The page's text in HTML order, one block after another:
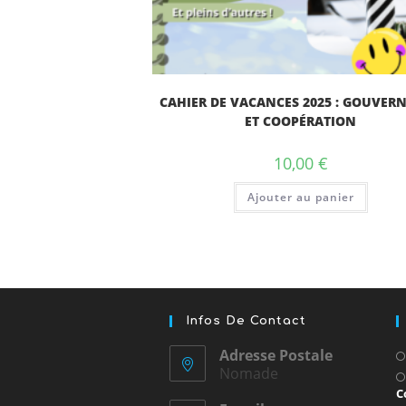
CAHIER DE VACANCES 2025 :
ET COOPÉRATION
10,00 €
Ajouter au panier
Infos De Contact
Adresse Postale
Nomade